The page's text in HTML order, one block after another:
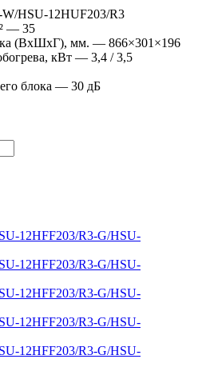
HSU-12HUF203/R3
— 35
(ВхШхГ), мм. — 866×301×196
кВт — 3,4 / 3,5
блока — 30 дБ